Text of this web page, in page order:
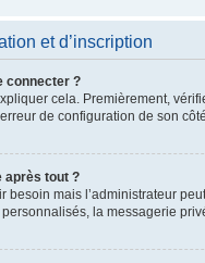
et d’inscription
connecter ?
cela. Premièrement,
de configuration de son
après tout ?
besoin mais l’administrateur
la messagerie